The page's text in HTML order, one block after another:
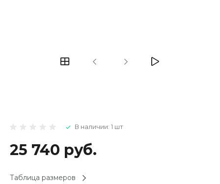
В наличии: 1 шт
25 740 руб.
Таблица размеров